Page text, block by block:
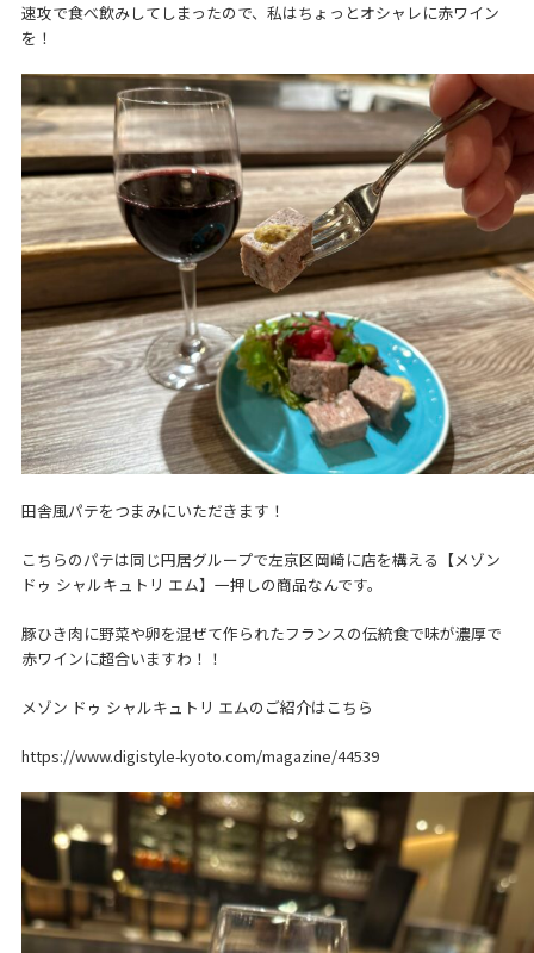
速攻で食べ飲みしてしまったので、私はちょっとオシャレに赤ワイン
を！
田舎風パテをつまみにいただきます！
こちらのパテは同じ円居グループで左京区岡崎に店を構える【メゾン
ドゥ シャルキュトリ エム】一押しの商品なんです。
豚ひき肉に野菜や卵を混ぜて作られたフランスの伝統食で味が濃厚で
赤ワインに超合いますわ！！
メゾン ドゥ シャルキュトリ エムのご紹介はこちら
https://www.digistyle-kyoto.com/magazine/44539